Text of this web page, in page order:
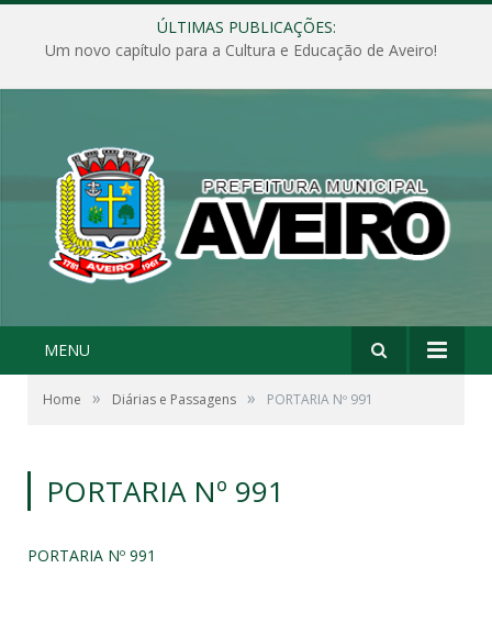
ÚLTIMAS PUBLICAÇÕES:
Um novo capítulo para a Cultura e Educação de Aveiro!
MENU
Home » Diárias e Passagens » PORTARIA Nº 991
PORTARIA Nº 991
PORTARIA Nº 991